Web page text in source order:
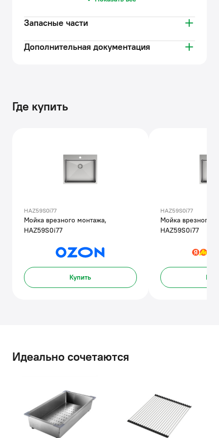
Запасные части
Дополнительная документация
Где купить
HAZ59S0i77
Мойка врезного монтажа,
HAZ59S0i77
Купить
HAZ59S0i77
Мойка врезного
HAZ59S0i77
Идеально сочетаются